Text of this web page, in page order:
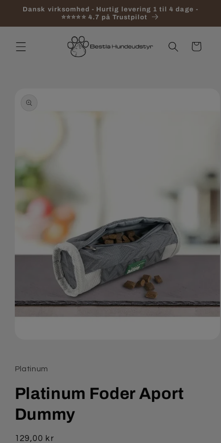
Gå til
Dansk virksomhed - Hurtig levering 1 til 4 dage -
⭐⭐⭐⭐⭐ 4.7 på Trustpilot
Indkøbskurv
i
modus
Platinum
Platinum Foder Aport
Dummy
Normalpris
129,00 kr